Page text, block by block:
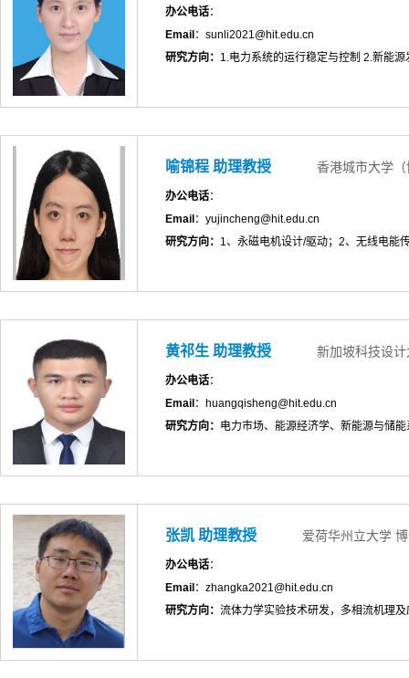
办公电话：
Email ：sunli2021@hit.edu.cn
研究方向： 1.电力系统的运行稳定与控制 2.新能
喻锦程 助理教授 香港城市大学
办公电话：
Email ：yujincheng@hit.edu.cn
研究方向： 1、永磁电机设计/驱动；2、无线电能
黄祁生 助理教授 新加坡科技设
办公电话：
Email ：huangqisheng@hit.edu.cn
研究方向： 电力市场、能源经济学、新能源与储
张凯 助理教授 爱荷华州立大学
办公电话：
Email ：zhangka2021@hit.edu.cn
研究方向： 流体力学实验技术研发，多相流机理